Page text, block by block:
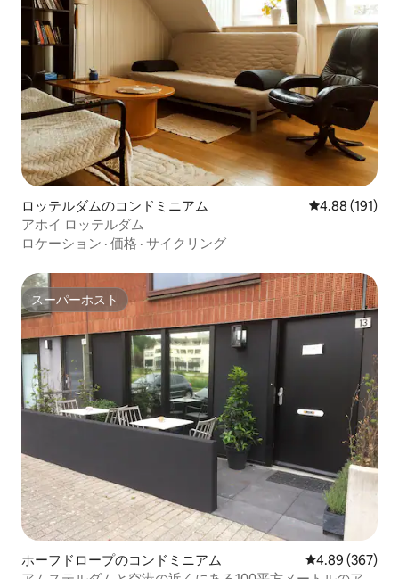
ロッテルダムのコンドミニアム レビュー191
4.88 (191)
アホイ ロッテルダム
ロケーション · 価格 · サイクリング
スーパーホスト
スーパーホスト
ホーフドロープのコンドミニアム レビュー367
4.89 (367)